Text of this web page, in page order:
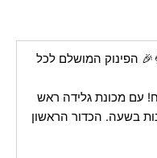
הפינוק המושלם לכל
עם מכונת גלידה ראש
להשכרה שמוציאה עד 240 מנות בשעה. הכדור הראשון